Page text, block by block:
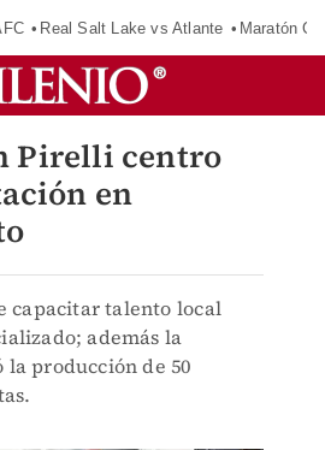
Real Salt Lake vs Atlante Maratón
Pirelli centro
en
capacitar talento local
además la
la producción de 50